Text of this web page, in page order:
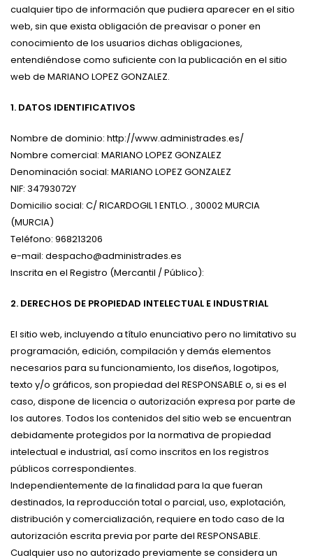
cualquier tipo de información que pudiera aparecer en el sitio
web, sin que exista obligación de preavisar o poner en
conocimiento de los usuarios dichas obligaciones,
entendiéndose como suficiente con la publicación en el sitio
web de MARIANO LOPEZ GONZALEZ.
1. DATOS IDENTIFICATIVOS
Nombre de dominio: http://www.administrades.es/
Nombre comercial: MARIANO LOPEZ GONZALEZ
Denominación social: MARIANO LOPEZ GONZALEZ
NIF: 34793072Y
Domicilio social: C/ RICARDOGIL 1 ENTLO. , 30002 MURCIA
(MURCIA)
Teléfono: 968213206
e-mail: despacho@administrades.es
Inscrita en el Registro (Mercantil / Público):
2. DERECHOS DE PROPIEDAD INTELECTUAL E INDUSTRIAL
El sitio web, incluyendo a título enunciativo pero no limitativo su
programación, edición, compilación y demás elementos
necesarios para su funcionamiento, los diseños, logotipos,
texto y/o gráficos, son propiedad del RESPONSABLE o, si es el
caso, dispone de licencia o autorización expresa por parte de
los autores. Todos los contenidos del sitio web se encuentran
debidamente protegidos por la normativa de propiedad
intelectual e industrial, así como inscritos en los registros
públicos correspondientes.
Independientemente de la finalidad para la que fueran
destinados, la reproducción total o parcial, uso, explotación,
distribución y comercialización, requiere en todo caso de la
autorización escrita previa por parte del RESPONSABLE.
Cualquier uso no autorizado previamente se considera un